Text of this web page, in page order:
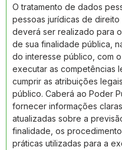
O tratamento de dados
pessoas jurídicas de direito
deverá ser realizado para
de sua finalidade pública,
do interesse público, com
executar as competências
cumprir as atribuições
público. Caberá ao Poder
fornecer informações
atualizadas sobre a
finalidade, os
práticas utilizadas para a